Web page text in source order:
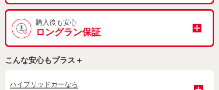
購入後も安心
ロングラン保証
こんな安心もプラス＋
ハイブリッドカーなら